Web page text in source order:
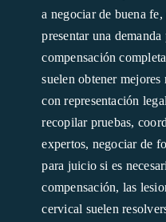
a negociar de buena fe,
presentar una demanda
compensación
suelen obtener mejores
con representación
recopilar pruebas,
expertos, negociar de
para juicio si es
compensación, las
cervical suelen